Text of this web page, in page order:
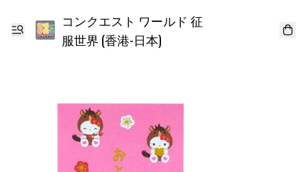
コンクエスト ワールド 征
服世界 (香港-日本)